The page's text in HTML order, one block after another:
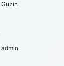
Güzin
admin